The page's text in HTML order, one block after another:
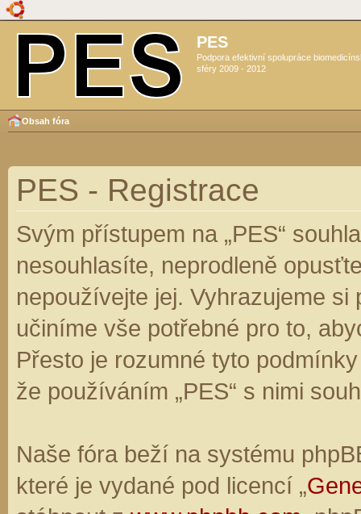
PES
Podpora efektivní spolupráce
sféry 2009 - 2012
Obsah fóra
PES - Registrace
Svým přístupem na „PES“
nesouhlasíte, neprodleně
nepoužívejte jej. Vyhrazujeme
učiníme vše potřebné pro to,
Přesto je rozumné tyto
že používáním „PES“ s nimi
Naše fóra beží na systému
které je vydané pod licencí „